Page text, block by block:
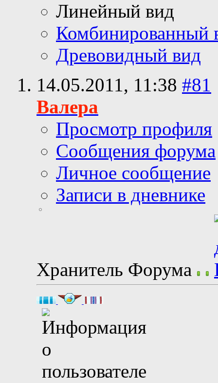
Линейный вид
Комбинированный
Древовидный вид
14.05.2011, 11:38 #81
Валера
Просмотр профиля
Сообщения форума
Личное сообщение
Записи в дневнике
Хранитель Форума